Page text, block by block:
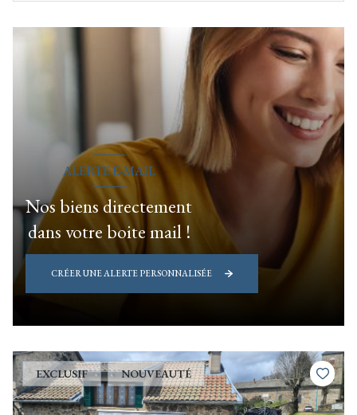
ALERTE E-MAIL
Nos biens directement
dans votre boite mail !
CRÉER UNE ALERTE PERSONNALISÉE
EXCLUSIF NOUVEAUTÉ